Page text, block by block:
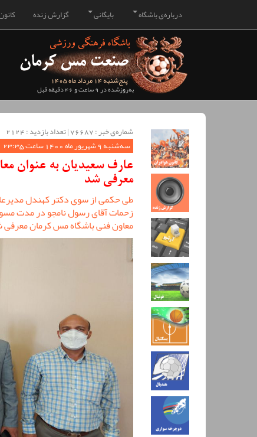
گزارش زنده بایگانی درباره‌ی باشگاه
پنج‌شنبه 14 مرداد ماه 1405
به‌روزشده در 9 ساعت و 46 دقیقه قبل
شماره‌ی خبر : ‌76687 | تعداد بازدید : 2124
سه‌شنبه 9 شهریور ماه 1400 ساعت 23:35
عارف سعیدیان به عنوان
معرفی شد
طی حکمی از سوی دکتر کهندل
زحمات آقای رسول نامجو در مدت
معاون فنی باشگاه مس کرمان